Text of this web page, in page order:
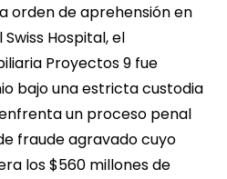
orden de aprehensión en
Hospital, el
Proyectos 9 fue
bajo una estricta custodia
un proceso penal
fraude agravado cuyo
los $560 millones de